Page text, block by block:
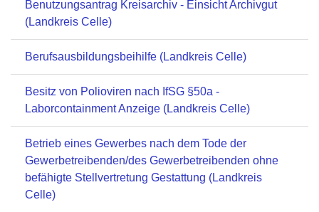
Benutzungsantrag Kreisarchiv - Einsicht Archivgut
(Landkreis Celle)
Berufsausbildungsbeihilfe (Landkreis Celle)
Besitz von Polioviren nach IfSG §50a -
Laborcontainment Anzeige (Landkreis Celle)
Betrieb eines Gewerbes nach dem Tode der
Gewerbetreibenden/des Gewerbetreibenden ohne
befähigte Stellvertretung Gestattung (Landkreis
Celle)